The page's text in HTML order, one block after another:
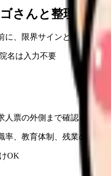
さんと整理しま
、限界サインと残せる選
名は入力不要
票の外側まで確認しません
、教育体制、残業の実態
OK